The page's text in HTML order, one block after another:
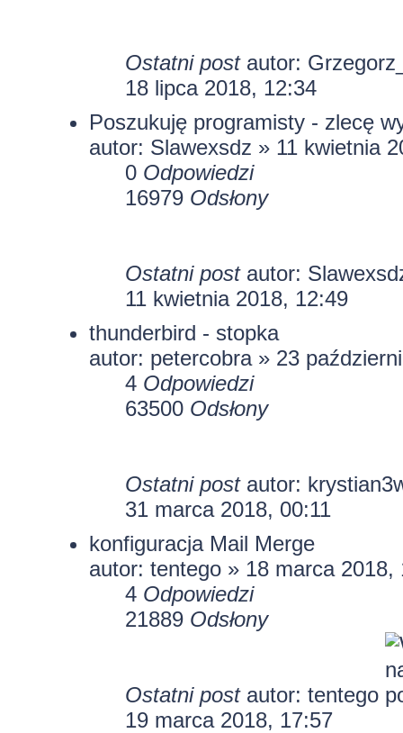
Ostatni post autor:
18 lipca 2018, 12:34
Poszukuję programisty - zlecę
autor: Slawexsdz » 11 kwietnia
0 Odpowiedzi
16979 Odsłony
Ostatni post autor:
11 kwietnia 2018, 12:49
thunderbird - stopka
autor: petercobra » 23
4 Odpowiedzi
63500 Odsłony
Ostatni post autor:
31 marca 2018, 00:11
konfiguracja Mail Merge
autor: tentego» 18 marca 2018,
4 Odpowiedzi
21889 Odsłony
Ostatni post autor: tentego
19 marca 2018, 17:57